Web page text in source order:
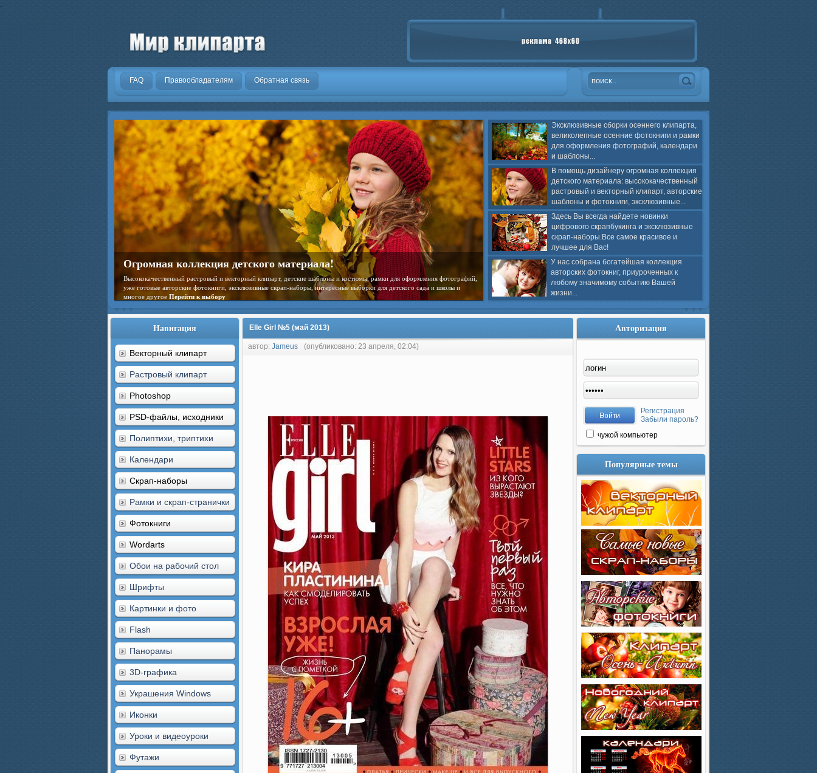
.
FAQ Правообладателям Обратная связь
Эксклюзивные сборки осеннего клипарта,
великолепные осенние фотокниги и рамки
для оформления фотографий, календари
и шаблоны...
В помощь дизайнеру огромная коллекция
детского материала: высококачественный
растровый и векторный клипарт, авторские
шаблоны и фотокниги, эксклюзивные...
Здесь Вы всегда найдете новинки
цифрового скрапбукинга и эксклюзивные
скрап-наборы.Все самое красивое и
лучшее для Вас!
У нас собрана богатейшая коллекция
авторских фотокниг, приуроченных к
любому значимому событию Вашей
жизни...
Огромная коллекция детского материала!
Высококачественный растровый и векторный клипарт, детские шаблоны и костюмы, рамки для оформления фотографий,
уже готовые авторские фотокниги, эксклюзивные скрап-наборы, интересные выборки для детского сада и школы и
многое другое Перейти к выбору
Навигация
Векторный клипарт
Растровый клипарт
Photoshop
PSD-файлы, исходники
Полиптихи, триптихи
Календари
Скрап-наборы
Рамки и скрап-странички
Фотокниги
Wordarts
Обои на рабочий стол
Шрифты
Картинки и фото
Flash
Панорамы
3D-графика
Украшения Windows
Иконки
Уроки и видеоуроки
Футажи
Elle Girl №5 (май 2013)
автор: Jameus (опубликовано: 23 апреля, 02:04)
Авторизация
Регистрация
Забыли пароль?
чужой компьютер
Популярные темы